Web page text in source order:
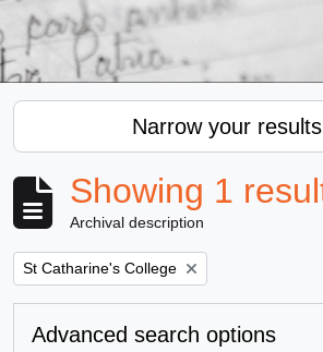
Narrow your
Showing 1
Archival description
Remove filter:
St Catharine's College
Advanced search options